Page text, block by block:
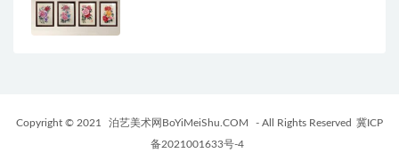
Copyright © 2021 泊艺美术网BoYiMeiShu.COM - All Rights Reserved 冀ICP
备2021001633号-4